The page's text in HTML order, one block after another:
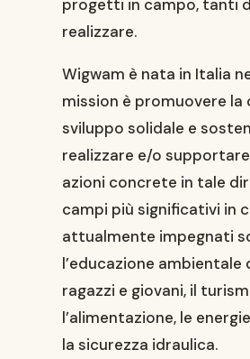
progetti in campo, tanti
realizzare.
Wigwam è nata in Italia
mission è promuovere la
sviluppo solidale e
realizzare e/o
azioni concrete in tale
campi più significativi in
attualmente impegnati
l’educazione ambientale
ragazzi e giovani, il
l’alimentazione, le
la sicurezza idraulica.